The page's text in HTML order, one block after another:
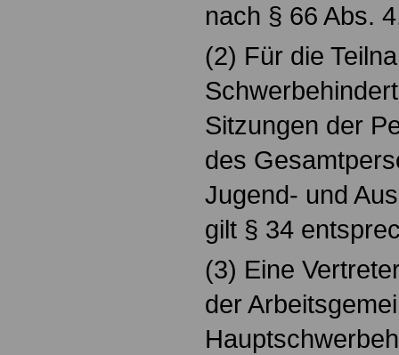
nach § 66 Abs.
(2) Für die
Sitzungen der
des
Jugend- und
gilt § 34
(3) Eine
der